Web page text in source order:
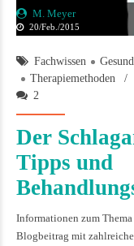
M. Meyer
20/Feb./2015
Fachwissen
Therapiemethoden
2
Der
Tipps und
Informationen zum
Blogbeitrag mit